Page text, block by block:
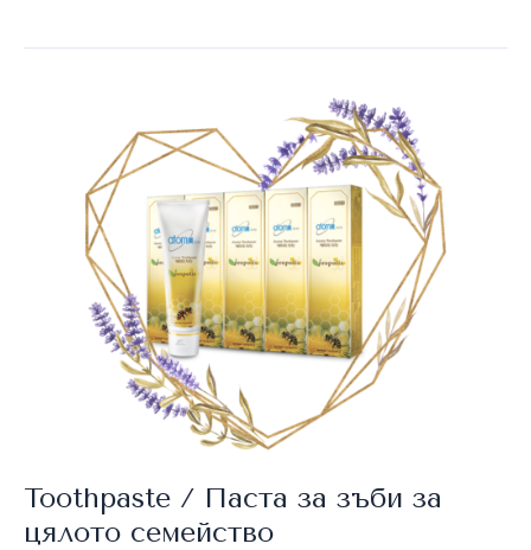
Toothpaste / Паста за зъби за
цялото семейство
семейство